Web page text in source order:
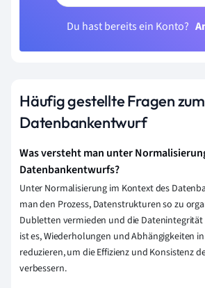
Du hast bereits ein Konto?
Häufig gestellte Fragen
Datenbankentwurf
Was versteht man unter
Datenbankentwurfs?
Unter Normalisierung im Kontext des
man den Prozess, Datenstrukturen so zu
Dubletten vermieden und die
ist es, Wiederholungen und Abhängigkeiten
reduzieren, um die Effizienz und Konsistenz
verbessern.